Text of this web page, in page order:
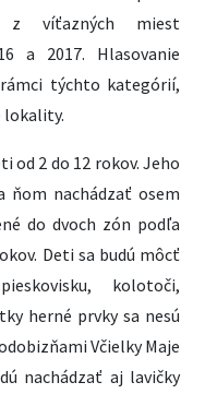
z víťazných miest
a 2017. Hlasovanie
týchto kategórií,
lokality.
od 2 do 12 rokov. Jeho
ňom nachádzať osem
do dvoch zón podľa
Deti sa budú môcť
kolotoči,
herné prvky sa nesú
Včielky Maje
nachádzať aj lavičky